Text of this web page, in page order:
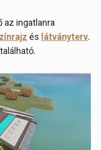
az ingatlanra
és látványterv.